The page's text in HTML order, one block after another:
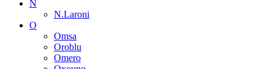
N
N.Laroni
O
Omsa
Oroblu
Omero